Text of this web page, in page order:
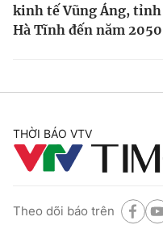
kinh tế Vũng Áng, tỉnh
Hà Tĩnh đến năm 2050
THỜI BÁO VTV
Theo dõi báo trên